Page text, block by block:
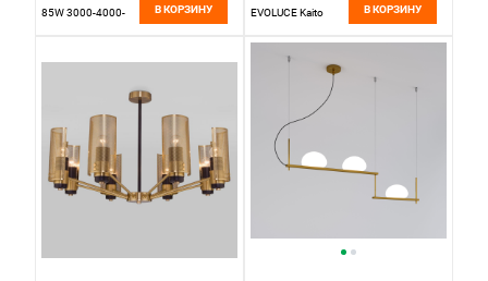
85W 3000-4000-
В КОРЗИНУ
EVOLUCE Kaito
В КОРЗИНУ